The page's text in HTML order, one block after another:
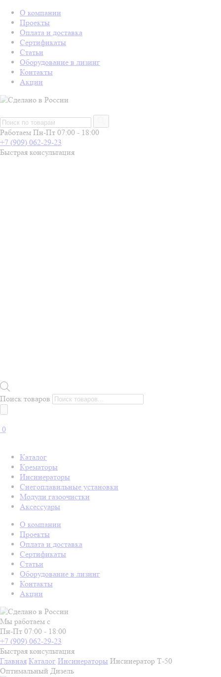
О компании
Проекты
Оплата и доставка
Сертификаты
Статьи
Оборудование в лизинг
Контакты
Акции
Работаем Пн-Пт 07:00 - 18:00
+7 (909) 062-29-23
Быстрая консультация
Поиск товаров
0
Каталог
Крематоры
Инсинераторы
Снегоплавильные установки
Модули газоочистки
Аксессуары
О компании
Проекты
Оплата и доставка
Сертификаты
Статьи
Оборудование в лизинг
Контакты
Акции
Мы работаем с
Пн-Пт 07:00 - 18:00
+7 (909) 062-29-23
Быстрая консультация
Главная Каталог Инсинераторы Инсинератор Т-50
Оптимальный Дизель